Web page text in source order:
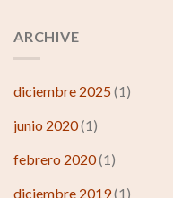
ARCHIVE
diciembre 2025(1)
junio 2020(1)
febrero 2020(1)
diciembre 2019(1)